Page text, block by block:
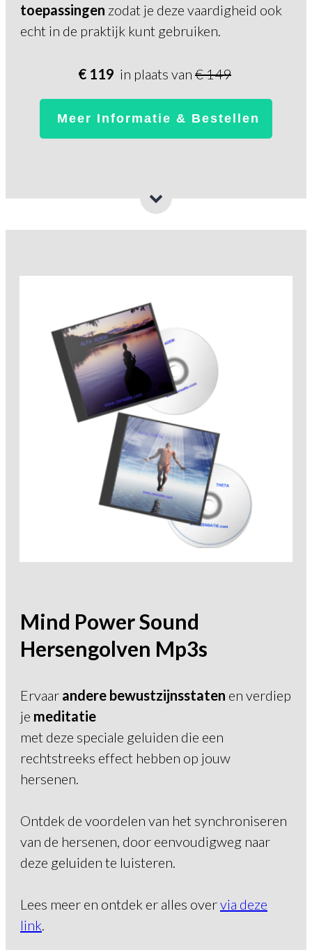
toepassingen zodat je deze vaardigheid ook
echt in de praktijk kunt gebruiken.
€ 119 in plaats van € 149
Meer Informatie & Bestellen
Mind Power Sound
Hersengolven Mp3s
Ervaar andere bewustzijnsstaten en verdiep
je meditatie
met deze speciale geluiden die een
rechtstreeks effect hebben op jouw
hersenen.
Ontdek de voordelen van het synchroniseren
van de hersenen, door eenvoudigweg naar
deze geluiden te luisteren.
Lees meer en ontdek er alles overvia deze
link.